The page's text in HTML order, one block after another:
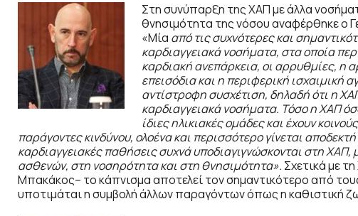
Στη συνύπαρξη της ΧΑΠ με άλλα
θνησιμότητα της νόσου αναφέρθηκε ο
«Μία από τις συχνότερες και
καρδιαγγειακά νοσήματα, στα οποία
καρδιακή ανεπάρκεια, οι αρρυθμίες, η
επεισόδια και η περιφερική ισχαιμική
αντίστροφη συσχέτιση, δηλαδή ότι η
καρδιαγγειακά νοσήματα. Τόσο η ΧΑΠ
ίδιες ηλικιακές ομάδες και έχουν
παράγοντες κινδύνου, ολοένα και περισσότερο γίνεται
καρδιαγγειακές παθήσεις συχνά υποδιαγιγνώσκονται στη
ασθενών, στη νοσηρότητα και στη θνησιμότητα». Σχετικά με
Μπακάκος– το κάπνισμα αποτελεί τον σημαντικότερο από
υποτιμάται η συμβολή άλλων παραγόντων όπως η καθιστική